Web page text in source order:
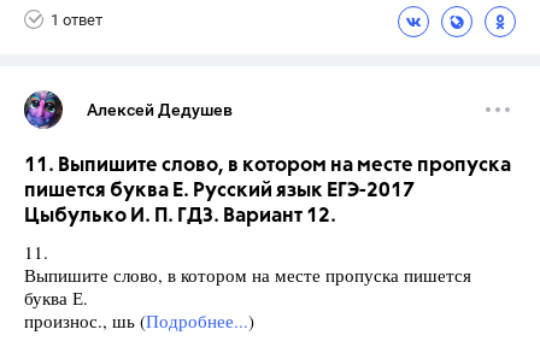
1 ответ
Алексей Дедушев
11. Выпишите слово, в котором на месте пропуска
пишется буква Е. Русский язык ЕГЭ-2017
Цыбулько И. П. ГДЗ. Вариант 12.
11.
Выпишите слово, в котором на месте пропуска пишется
буква Е.
произнос., шь (Подробнее...)